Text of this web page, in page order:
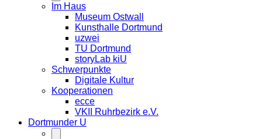
Im Haus
Museum Ostwall
Kunsthalle Dortmund
uzwei
TU Dortmund
storyLab kiU
Schwerpunkte
Digitale Kultur
Kooperationen
ecce
VKII Ruhrbezirk e.V.
Dortmunder U